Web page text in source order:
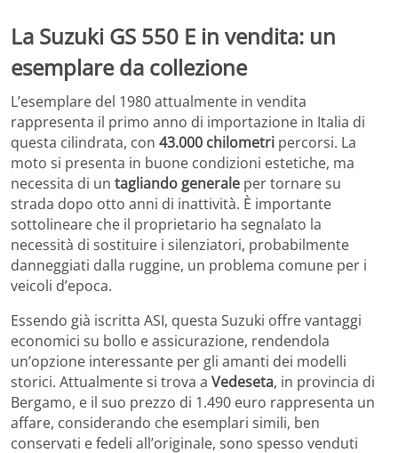
La Suzuki GS 550 E in vendita: un
esemplare da collezione
L’esemplare del 1980 attualmente in vendita
rappresenta il primo anno di importazione in Italia di
questa cilindrata, con 43.000 chilometri percorsi. La
moto si presenta in buone condizioni estetiche, ma
necessita di un tagliando generale per tornare su
strada dopo otto anni di inattività. È importante
sottolineare che il proprietario ha segnalato la
necessità di sostituire i silenziatori, probabilmente
danneggiati dalla ruggine, un problema comune per i
veicoli d’epoca.
Essendo già iscritta ASI, questa Suzuki offre vantaggi
economici su bollo e assicurazione, rendendola
un’opzione interessante per gli amanti dei modelli
storici. Attualmente si trova a Vedeseta, in provincia di
Bergamo, e il suo prezzo di 1.490 euro rappresenta un
affare, considerando che esemplari simili, ben
conservati e fedeli all’originale, sono spesso venduti